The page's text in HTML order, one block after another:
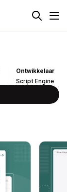
Ontwikkelaar
Script Engine